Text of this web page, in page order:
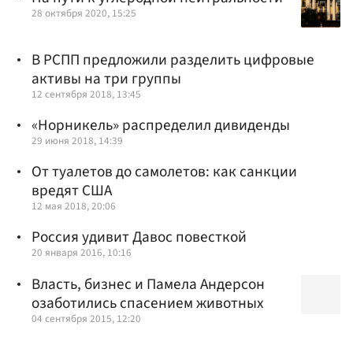
28 октября 2020, 15:25
В РСПП предложили разделить цифровые
активы на три группы
12 сентября 2018, 13:45
«Норникель» распределил дивиденды
29 июня 2018, 14:39
От туалетов до самолетов: как санкции
вредят США
12 мая 2018, 20:06
Россия удивит Давос повесткой
20 января 2016, 10:16
Власть, бизнес и Памела Андерсон
озаботились спасением животных
04 сентября 2015, 12:20